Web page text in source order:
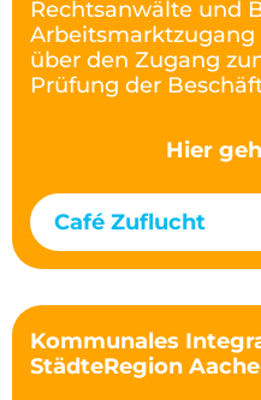
Rechtsanwälte und
Arbeitsmarktzugang
über den Zugang
Prüfung der
Hier
Café Zuflucht
Kommunales
StädteRegion